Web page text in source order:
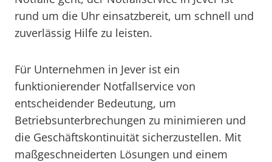
rund um die Uhr einsatzbereit, um schnell und
zuverlässig Hilfe zu leisten.
Für Unternehmen in Jever ist ein
funktionierender Notfallservice von
entscheidender Bedeutung, um
Betriebsunterbrechungen zu minimieren und
die Geschäftskontinuität sicherzustellen. Mit
maßgeschneiderten Lösungen und einem